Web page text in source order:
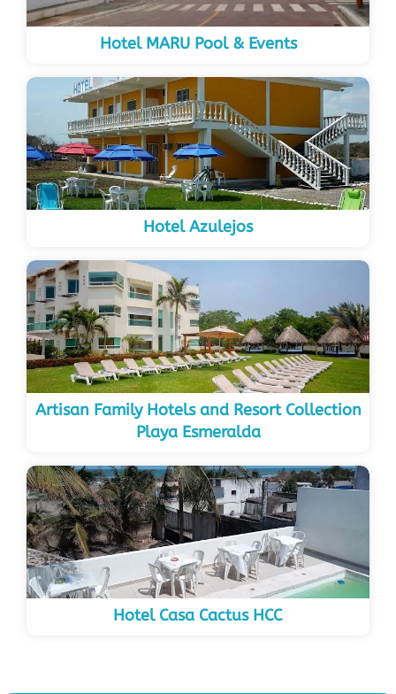
Hotel MARU Pool & Events
Hotel Azulejos
Artisan Family Hotels and Resort Collection
Playa Esmeralda
Hotel Casa Cactus HCC